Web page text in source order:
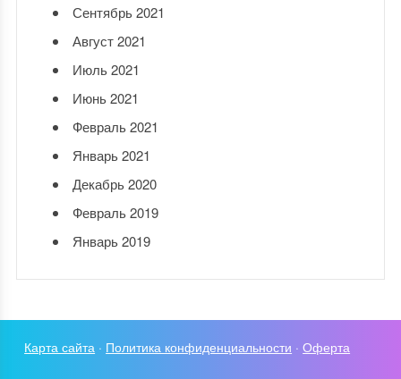
Сентябрь 2021
Август 2021
Июль 2021
Июнь 2021
Февраль 2021
Январь 2021
Декабрь 2020
Февраль 2019
Январь 2019
Карта сайта · Политика конфиденциальности ·Оферта